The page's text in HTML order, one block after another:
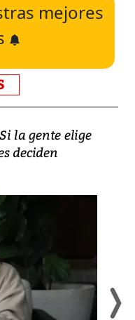
mejores
la gente elige
deciden